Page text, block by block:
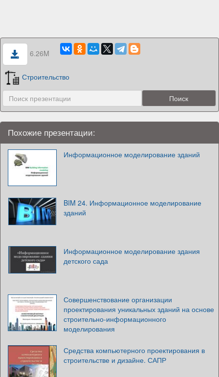
6.26M
Строительство
Похожие презентации:
Информационное моделирование зданий
BIM 24. Информационное моделирование
зданий
Информационное моделирование здания
детского сада
Совершенствование организации
проектирования уникальных зданий на основе
строительно-информационного
моделирования
Средства компьютерного проектирования в
строительстве и дизайне. САПР